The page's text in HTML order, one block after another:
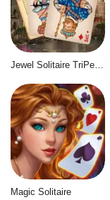
Jewel Solitaire TriPeaks
Magic Solitaire